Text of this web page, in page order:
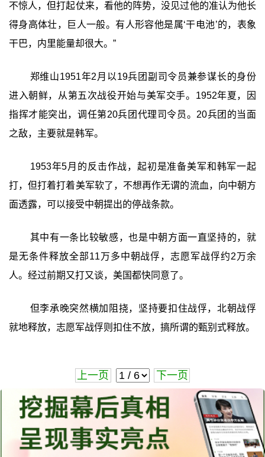
不惊人，但打起仗来，看他的阵势，没见过他的准认为他长
得身高体壮，巨人一般。有人形容他是属‘干电池’的，表象
干巴，内里能量却很大。”
郑维山1951年2月以19兵团副司令员兼参谋长的身份
进入朝鲜，从第五次战役开始与美军交手。1952年夏，因
指挥才能突出，调任第20兵团代理司令员。20兵团的当面
之敌，主要就是韩军。
1953年5月的反击作战，起初是准备美军和韩军一起
打，但打着打着美军软了，不想再作无谓的流血，向中朝方
面透露，可以接受中朝提出的停战条款。
其中有一条比较敏感，也是中朝方面一直坚持的，就
是无条件释放全部11万多中朝战俘，志愿军战俘约2万余
人。经过前期又打又谈，美国都快同意了。
但李承晚突然横加阻挠，坚持要扣住战俘，北朝战俘
就地释放，志愿军战俘则扣住不放，搞所谓的甄别式释放。
上一页 下一页